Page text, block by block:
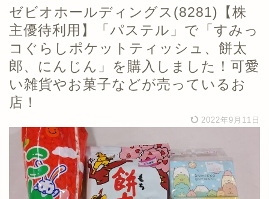
ゼビオホールディングス(8281)【株
主優待利用】「パステル」で「すみっ
コぐらしポケットティッシュ、餅太
郎、にんじん」を購入しました！可愛
い雑貨やお菓子などが売っているお
店！
2022年9月11日